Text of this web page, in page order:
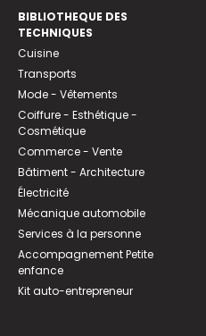
BIBLIOTHEQUE DES
TECHNIQUES
Cuisine
Transports
Mode - Vêtements
Coiffure - Esthétique -
Cosmétique
Commerce - Vente
Bâtiment - Architecture
Électricité
Mécanique automobile
Services à la personne
Accompagnement Petite
enfance
Kit auto-entrepreneur